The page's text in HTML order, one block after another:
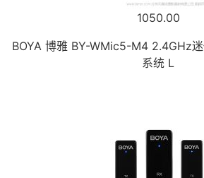
1050.00
BOYA 博雅 BY-WMic5-M4 2.4GHz
系统 L